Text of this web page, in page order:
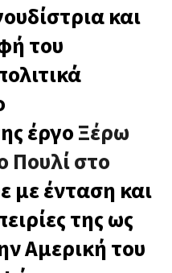
και
του
έργο Ξέρω
Πουλί στο
με ένταση και
της ως
Αμερική του